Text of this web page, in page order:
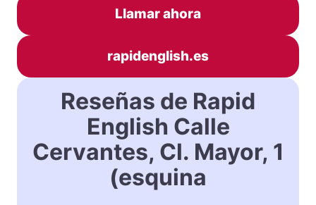
Llamar ahora
rapidenglish.es
Reseñas de Rapid
English Calle
Cervantes, Cl. Mayor, 1
(esquina